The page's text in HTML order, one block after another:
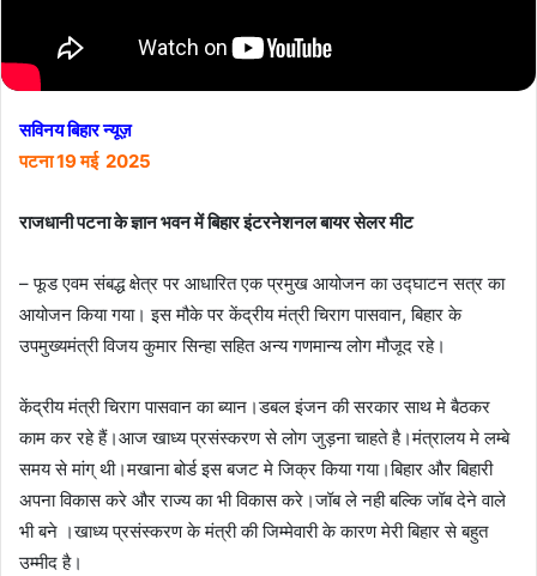
सविनय बिहार न्यूज़
पटना 19 मई 2025
राजधानी पटना के ज्ञान भवन में बिहार इंटरनेशनल बायर सेलर मीट
– फूड एवम संबद्ध क्षेत्र पर आधारित एक प्रमुख आयोजन का उद्घाटन सत्र का
आयोजन किया गया। इस मौके पर केंद्रीय मंत्री चिराग पासवान, बिहार के
उपमुख्यमंत्री विजय कुमार सिन्हा सहित अन्य गणमान्य लोग मौजूद रहे।
केंद्रीय मंत्री चिराग पासवान का ब्यान।डबल इंजन की सरकार साथ मे बैठकर
काम कर रहे हैं।आज खाध्य प्रसंस्करण से लोग जुड़ना चाहते है।मंत्रालय मे लम्बे
समय से मांग् थी।मखाना बोर्ड इस बजट मे जिक्र किया गया।बिहार और बिहारी
अपना विकास करे और राज्य का भी विकास करे।जॉब ले नही बल्कि जॉब देने वाले
भी बने ।खाध्य प्रसंस्करण के मंत्री की जिम्मेवारी के कारण मेरी बिहार से बहुत
उम्मीद है।